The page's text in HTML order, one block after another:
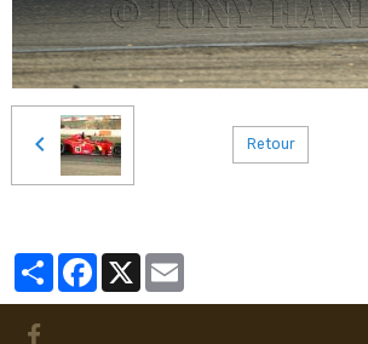
Retour
PartagerFacebook
X